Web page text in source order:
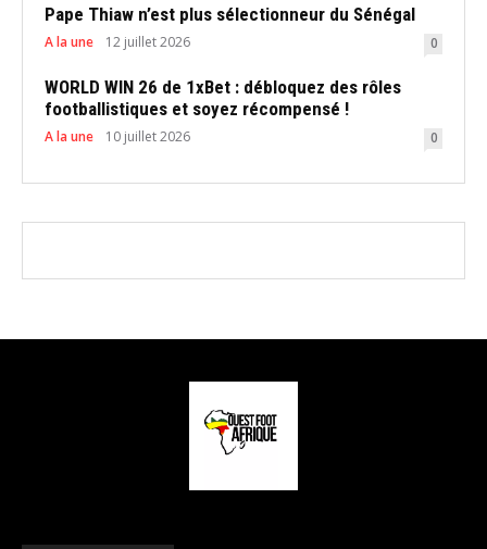
Pape Thiaw n’est plus sélectionneur du Sénégal
A la une 12 juillet 2026 0
WORLD WIN 26 de 1xBet : débloquez des rôles
footballistiques et soyez récompensé !
A la une 10 juillet 2026 0